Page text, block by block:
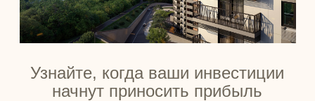
Узнайте, когда ваши инвестиции
начнут приносить прибыль